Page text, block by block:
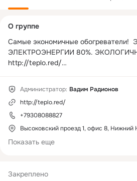
Закреплено
колонка
О группе
Самые экономичные
ЭЛЕКТРОЭНЕРГИИ 80%.
http://teplo.red/
mail:
Администратор: Вадим Радионов
http://teplo.red/
+79308088827
Высоковский проезд 1, офис 8, Нижний
Показать еще